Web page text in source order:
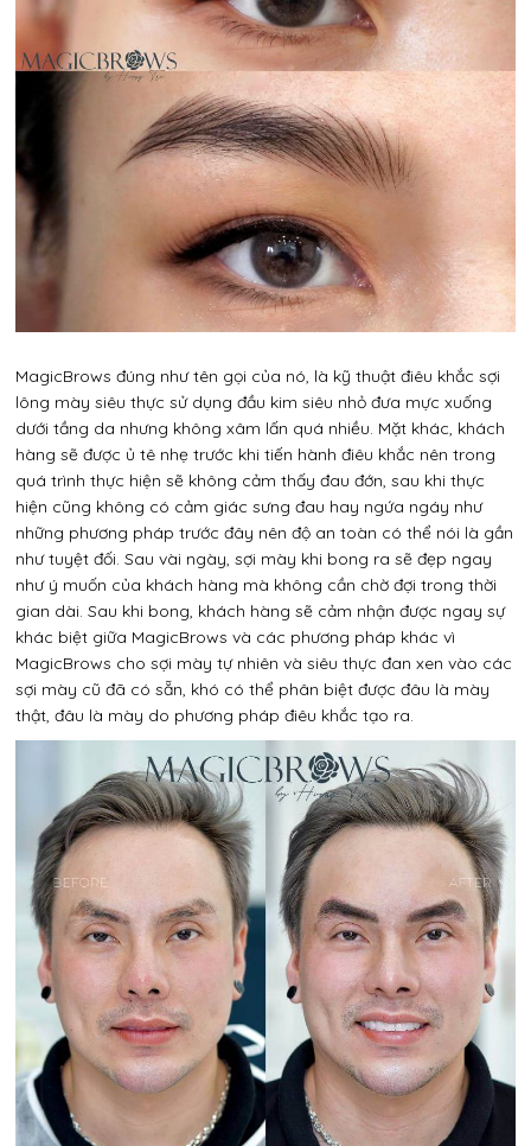
MagicBrows đúng như tên gọi của nó, là kỹ thuật điêu khắc sợi
lông mày siêu thực sử dụng đầu kim siêu nhỏ đưa mực xuống
dưới tầng da nhưng không xâm lấn quá nhiều. Mặt khác, khách
hàng sẽ được ủ tê nhẹ trước khi tiến hành điêu khắc nên trong
quá trình thực hiện sẽ không cảm thấy đau đớn, sau khi thực
hiện cũng không có cảm giác sưng đau hay ngứa ngáy như
những phương pháp trước đây nên độ an toàn có thể nói là gần
như tuyệt đối. Sau vài ngày, sợi mày khi bong ra sẽ đẹp ngay
như ý muốn của khách hàng mà không cần chờ đợi trong thời
gian dài. Sau khi bong, khách hàng sẽ cảm nhận được ngay sự
khác biệt giữa MagicBrows và các phương pháp khác vì
MagicBrows cho sợi mày tự nhiên và siêu thực đan xen vào các
sợi mày cũ đã có sẵn, khó có thể phân biệt được đâu là mày
thật, đâu là mày do phương pháp điêu khắc tạo ra.